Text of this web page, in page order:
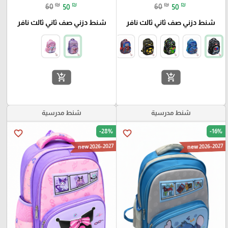
60 ₪ 50 ₪
شنط دزني صف ثاني ثالث نافر
add_shopping_cart
60 ₪ 50 ₪
شنط دزني صف ثاني ثالث نافر
add_shopping_cart
شنط مدرسية
favorite_border -16%
new 2026-2027
شنط مدرسية
favorite_border -28%
new 2026-2027